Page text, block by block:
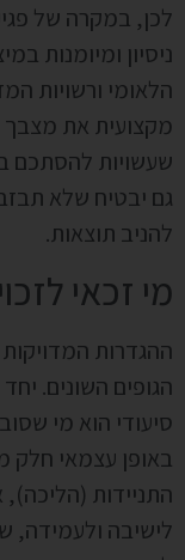
לכן, במקרה של
ניסיון ומיומנות
הלאומי ורשויות
מקצועית את מצבך
שעשויות להסתכם
גם יבטיח שלא
להניב תוצאות.
מי זכאי
ההגדרות
הגופים השונים.
סיעודי הוא מי
באופן עצמאי חלק
התניידות
לישיבה ולעמידה,